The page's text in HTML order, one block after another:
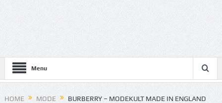
Menu
HOME MODE BURBERRY – MODEKULT MADE IN ENGLAND